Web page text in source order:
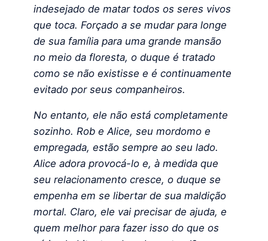
indesejado de matar todos os seres vivos
que toca. Forçado a se mudar para longe
de sua família para uma grande mansão
no meio da floresta, o duque é tratado
como se não existisse e é continuamente
evitado por seus companheiros.
No entanto, ele não está completamente
sozinho. Rob e Alice, seu mordomo e
empregada, estão sempre ao seu lado.
Alice adora provocá-lo e, à medida que
seu relacionamento cresce, o duque se
empenha em se libertar de sua maldição
mortal. Claro, ele vai precisar de ajuda, e
quem melhor para fazer isso do que os